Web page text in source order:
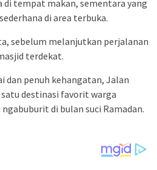
di tempat makan, sementara yang
di area terbuka.
sebelum melanjutkan perjalanan
terdekat.
dan penuh kehangatan, Jalan
destinasi favorit warga
di bulan suci Ramadan.